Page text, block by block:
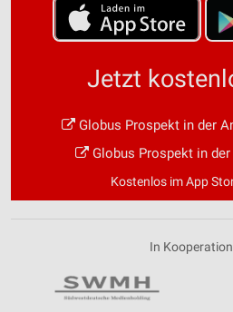
Jetzt
Globus Prospekt in der
Globus Prospekt in der
Kostenlos im App
In
Informationen identifizieren
Funktional